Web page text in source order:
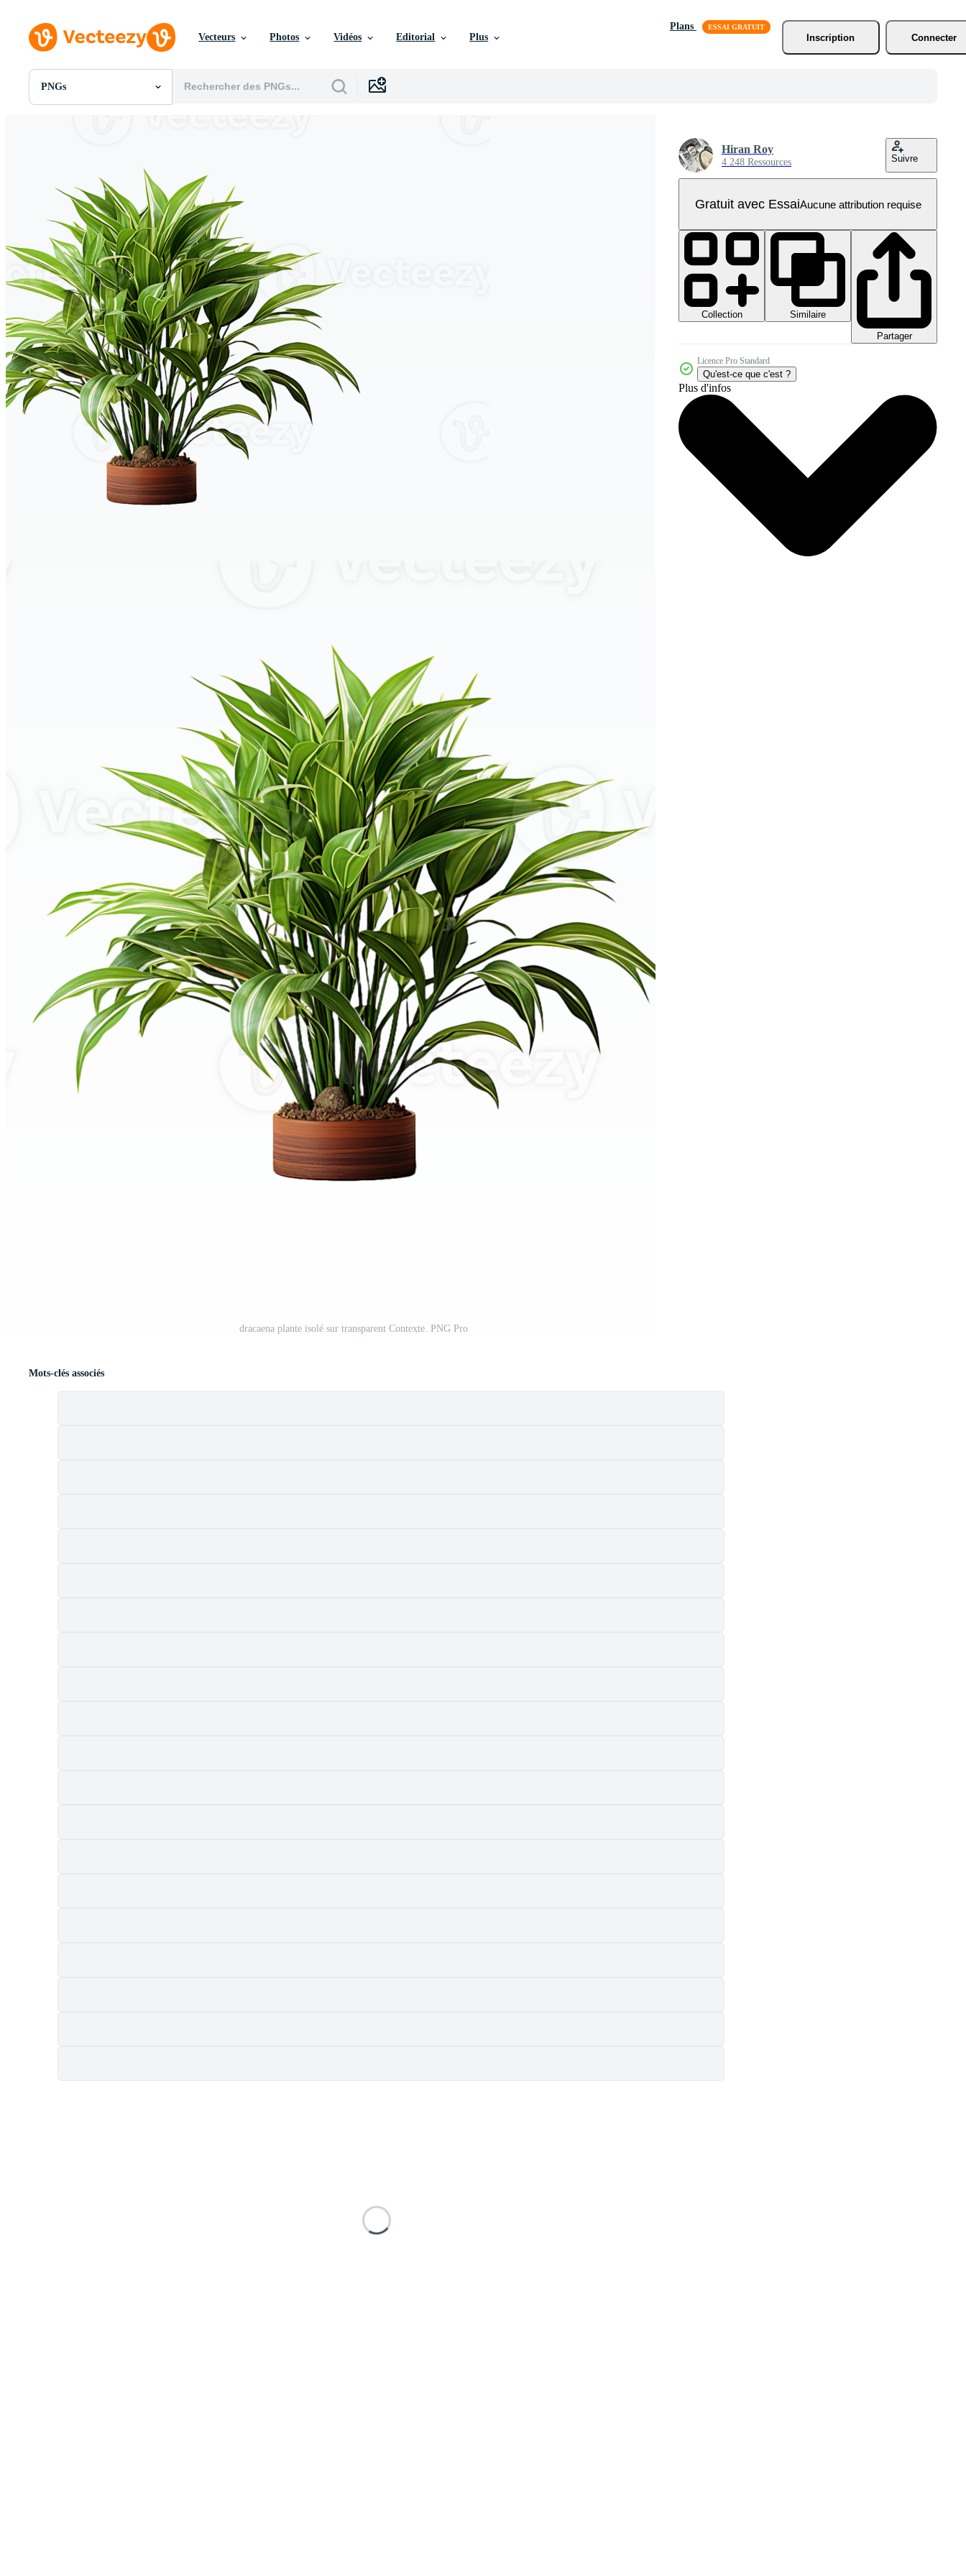
Vecteurs Photos Vidéos Editorial Plus
Plans
Inscription
Connecter
PNGs
Toutes Images
Vecteurs
Vidéos
Motion graphics
Images Éditoriales
Événements Éditoriaux
dracaena plante isolé sur transparent Contexte. PNG Pro
Hiran Roy
4 248 Ressources Suivre
Gratuit avec EssaiAucune attribution requise
Collection
Similaire
Partager
Licence Pro Standard
Qu'est-ce que c'est ?
Plus d'infos
Mots-clés associés